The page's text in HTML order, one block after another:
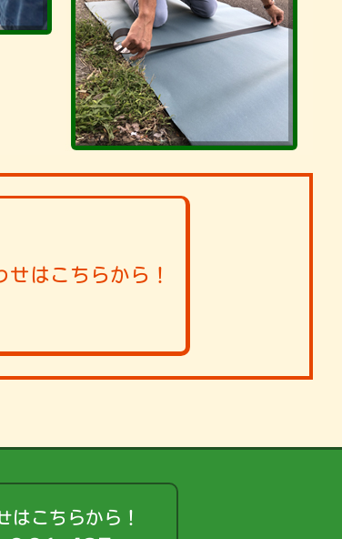
せはこちらから！
はこちらから！